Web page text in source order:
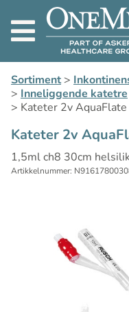
Sortiment>
> Inneliggende katetre
> Kateter 2v
Kateter 2v
1,5ml ch8 30cm
Artikkelnummer: